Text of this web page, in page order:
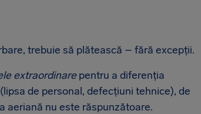
trebuie să plătească – fără excepții.
extraordinarepentru a diferenția
de personal, defecțiuni tehnice), de
aeriană nu este răspunzătoare.